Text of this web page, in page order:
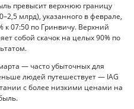
превысит верхнюю границу
млрд), указанного в феврале,
к 07:50 по Гринвичу. Верхний
собой скачок на целых 90% по
— часто убыточных для
людей путешествует — IAG
с более низкими ценами на